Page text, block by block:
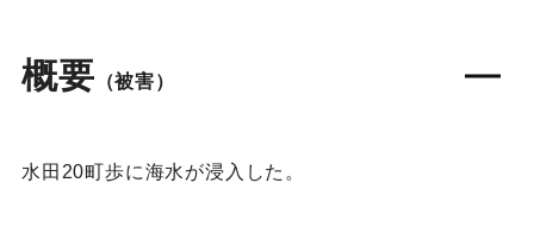
概要 （被害）
水田20町歩に海水が浸入した。